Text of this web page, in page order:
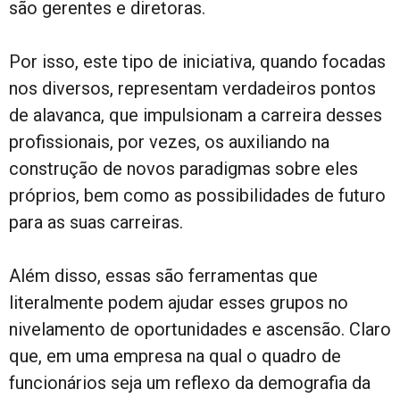
são gerentes e diretoras.
Por isso, este tipo de iniciativa, quando focadas
nos diversos, representam verdadeiros pontos
de alavanca, que impulsionam a carreira desses
profissionais, por vezes, os auxiliando na
construção de novos paradigmas sobre eles
próprios, bem como as possibilidades de futuro
para as suas carreiras.
Além disso, essas são ferramentas que
literalmente podem ajudar esses grupos no
nivelamento de oportunidades e ascensão. Claro
que, em uma empresa na qual o quadro de
funcionários seja um reflexo da demografia da